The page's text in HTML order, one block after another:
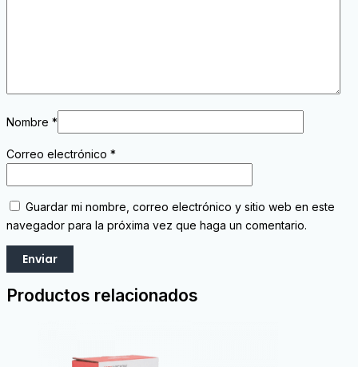
Nombre *
Correo electrónico *
Guardar mi nombre, correo electrónico y sitio web en este
navegador para la próxima vez que haga un comentario.
Productos relacionados